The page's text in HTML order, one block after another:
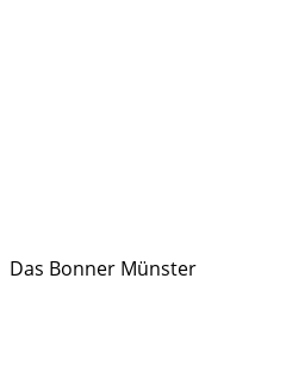
Das Bonner Münster